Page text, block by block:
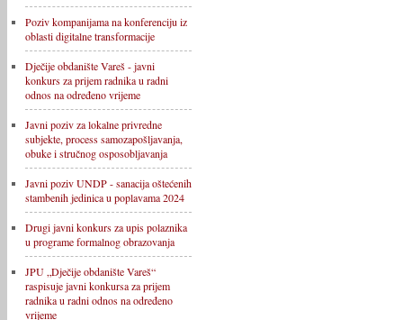
Poziv kompanijama na konferenciju iz
oblasti digitalne transformacije
Dječije obdanište Vareš - javni
konkurs za prijem radnika u radni
odnos na određeno vrijeme
Javni poziv za lokalne privredne
subjekte, process samozapošljavanja,
obuke i stručnog osposobljavanja
Javni poziv UNDP - sanacija oštećenih
stambenih jedinica u poplavama 2024
Drugi javni konkurs za upis polaznika
u programe formalnog obrazovanja
JPU „Dječije obdanište Vareš“
raspisuje javni konkursa za prijem
radnika u radni odnos na određeno
vrijeme